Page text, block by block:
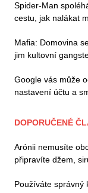
Spider-Man
cestu, jak nalákat
Mafia: Domovina
jim kultovní
Google vás může
nastavení účtu a
DOPORUČENÉ
Arónii nemusíte
připravíte džem,
Používáte správný